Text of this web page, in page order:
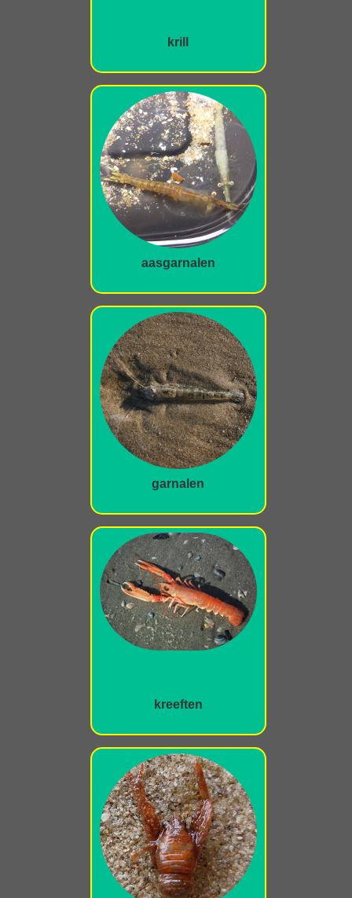
krill
aasgarnalen
garnalen
kreeften